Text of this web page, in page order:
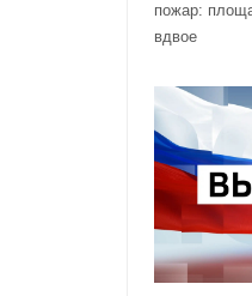
пожар:
вдвое